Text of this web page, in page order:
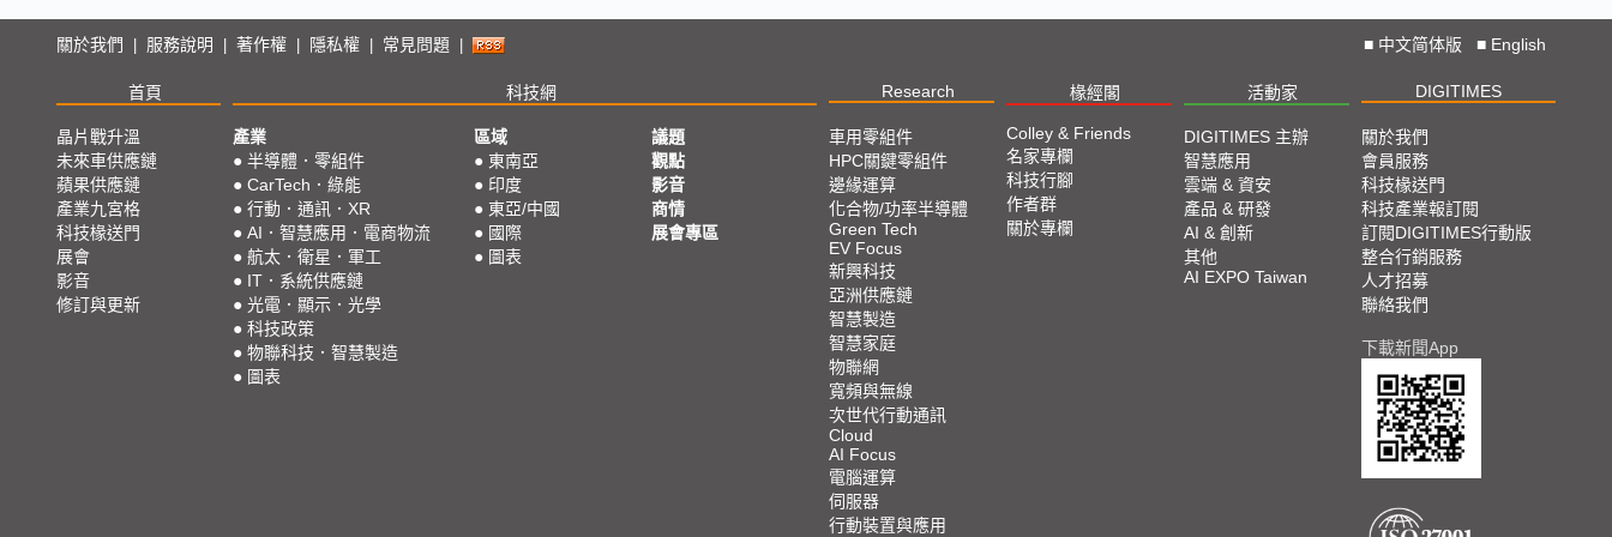
關於我們 服務說明 著作權 隱私權 常見問題 ■ 中文简体版 ■ English
首頁 科技網 Research 椽經閣 活動家 DIGITIMES
晶片戰升溫
未來車供應鏈
蘋果供應鏈
產業九宮格
科技椽送門
展會
影音
修訂與更新
產業
● 半導體．零組件
● CarTech．綠能
● 行動．通訊．XR
● AI．智慧應用．電商物流
● 航太．衛星．軍工
● IT．系統供應鏈
● 光電．顯示．光學
● 科技政策
● 物聯科技．智慧製造
● 圖表
區域
● 東南亞
● 印度
● 東亞/中國
● 國際
● 圖表
議題
觀點
影音
商情
展會專區
車用零組件
HPC關鍵零組件
邊緣運算
化合物/功率半導體
Green Tech
EV Focus
新興科技
亞洲供應鏈
智慧製造
智慧家庭
物聯網
寬頻與無線
次世代行動通訊
Cloud
AI Focus
電腦運算
伺服器
行動裝置與應用
Colley & Friends
名家專欄
科技行腳
作者群
關於專欄
DIGITIMES 主辦
智慧應用
雲端 & 資安
產品 & 研發
AI & 創新
其他
AI EXPO Taiwan
關於我們
會員服務
科技椽送門
科技產業報訂閱
訂閱DIGITIMES行動版
整合行銷服務
人才招募
聯絡我們
下載新聞App